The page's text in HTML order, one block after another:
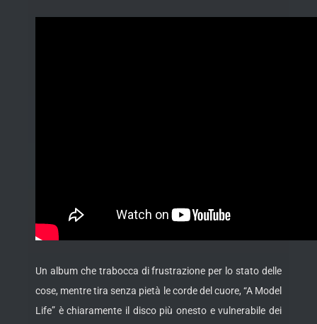
Un album che trabocca di frustrazione per lo stato delle
cose, mentre tira senza pietà le corde del cuore, “A Model
Life” è chiaramente il disco più onesto e vulnerabile dei